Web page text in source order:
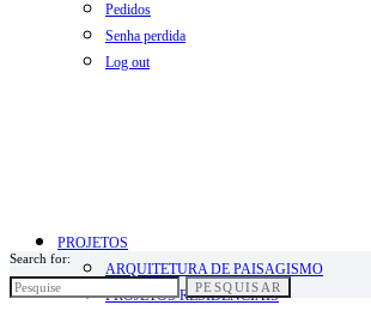
Pedidos
Senha perdida
Log out
PROJETOS
ARQUITETURA DE PAISAGISMO
PROJETOS RESIDENCIAIS
Search for:
PESQUISAR